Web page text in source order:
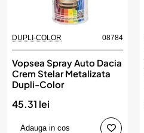
DUPLI-COLOR 08784
Vopsea Spray Auto Dacia
Crem Stelar Metalizata
Dupli-Color
45.31 lei
Adauga in cos